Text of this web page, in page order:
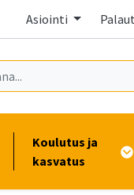
Asiointi
Koulutus ja
kasvatus